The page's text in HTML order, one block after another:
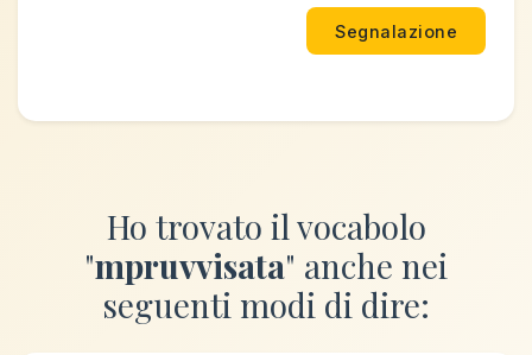
Segnalazione
Ho trovato il vocabolo
"mpruvvisata" anche nei
seguenti modi di dire: